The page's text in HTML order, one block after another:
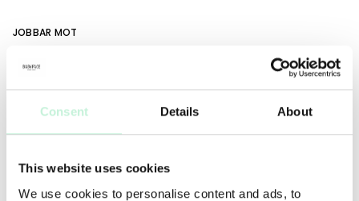
Consent Details About
This website uses cookies
We use cookies to personalise content and ads, to
JOBBAR MOT
Ytliga kärl
Ojämn hudstruktur
Ökad lyster
ANVÄNDNING TIPS MER INFO INGREDIENSER